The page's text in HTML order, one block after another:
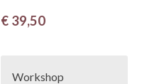
€ 39,50
Workshop